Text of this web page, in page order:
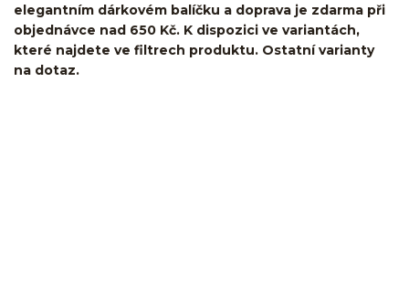
elegantním dárkovém balíčku a doprava je zdarma při
objednávce nad 650 Kč. K dispozici ve variantách,
které najdete ve filtrech produktu. Ostatní varianty
na dotaz.